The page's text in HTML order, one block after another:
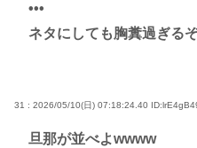
•••
ネタにしても胸糞過ぎる
31 : 2026/05/10(日) 07:18:24.40
旦那が並べよwwww